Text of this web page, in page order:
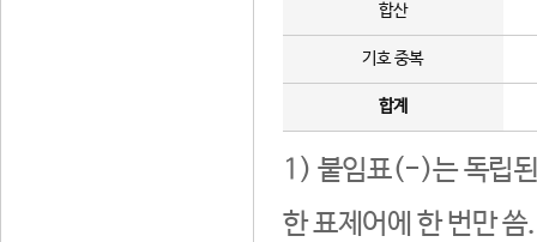
합산
기호 중복
합계
1) 붙임표(-)는 독립된
한 표제어에 한 번만